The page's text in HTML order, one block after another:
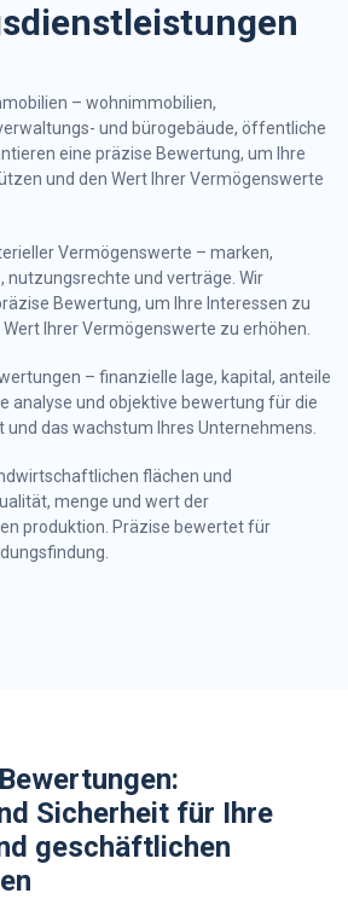
– wohnimmobilien,
und bürogebäude, öffentliche
eine präzise Bewertung, um Ihre
und den Wert Ihrer Vermögenswerte
Vermögenswerte – marken,
nutzungsrechte und verträge. Wir
Bewertung, um Ihre Interessen zu
Ihrer Vermögenswerte zu erhöhen.
– finanzielle lage, kapital, anteile
analyse und objektive bewertung für die
das wachstum Ihres Unternehmens.
flächen und
menge und wert der
produktion. Präzise bewertet für
Sicherheit für Ihre
geschäftlichen